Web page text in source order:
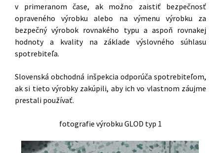
v primeranom čase, ak možno zaistiť bezpečnosť
opraveného výrobku alebo na výmenu výrobku za
bezpečný výrobok rovnakého typu a aspoň rovnakej
hodnoty a kvality na základe výslovného súhlasu
spotrebiteľa.
Slovenská obchodná inšpekcia odporúča spotrebiteľom,
ak si tieto výrobky zakúpili, aby ich vo vlastnom záujme
prestali používať.
fotografie výrobku GLOD typ 1